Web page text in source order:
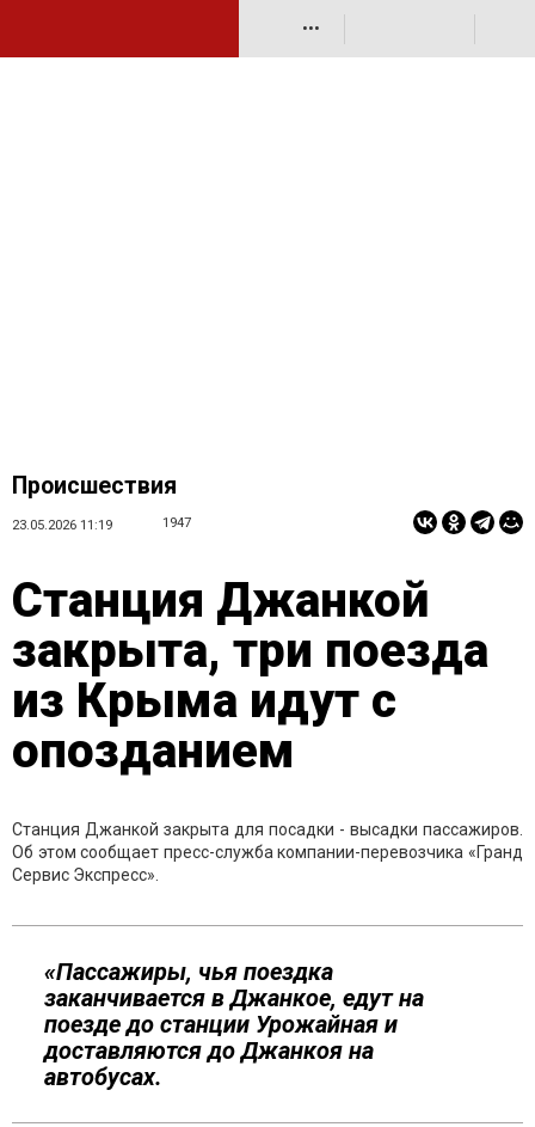
•••
Происшествия
23.05.2026 11:19 1947
Станция Джанкой
закрыта, три поезда
из Крыма идут с
опозданием
Станция Джанкой закрыта для посадки - высадки пассажиров.
Об этом сообщает пресс-служба компании-перевозчика «Гранд
Сервис Экспресс».
«Пассажиры, чья поездка
заканчивается в Джанкое, едут на
поезде до станции Урожайная и
доставляются до Джанкоя на
автобусах.